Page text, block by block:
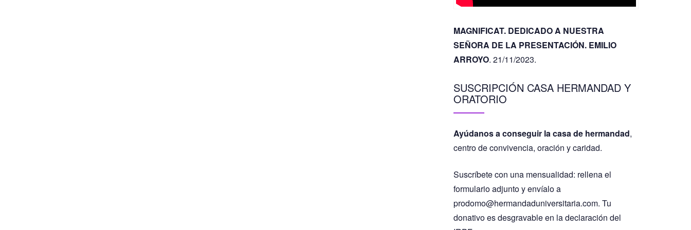
MAGNIFICAT. DEDICADO A NUESTRA
SEÑORA DE LA PRESENTACIÓN. EMILIO
ARROYO. 21/11/2023.
SUSCRIPCIÓN CASA HERMANDAD Y
ORATORIO
Ayúdanos a conseguir la casa de hermandad,
centro de convivencia, oración y caridad.
Suscríbete con una mensualidad: rellena el
formulario adjunto y envíalo a
prodomo@hermandaduniversitaria.com. Tu
donativo es desgravable en la declaración del